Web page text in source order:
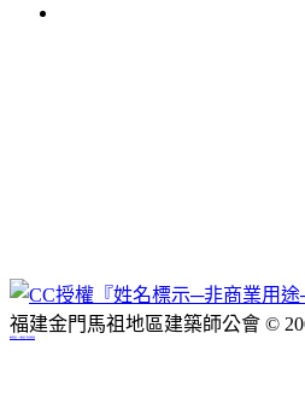
福建金門馬祖地區建築師公會 ©